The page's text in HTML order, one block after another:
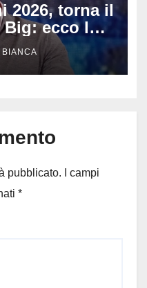
2026, torna il
ecco la
De
BIANCA
pubblicato.
I campi
*